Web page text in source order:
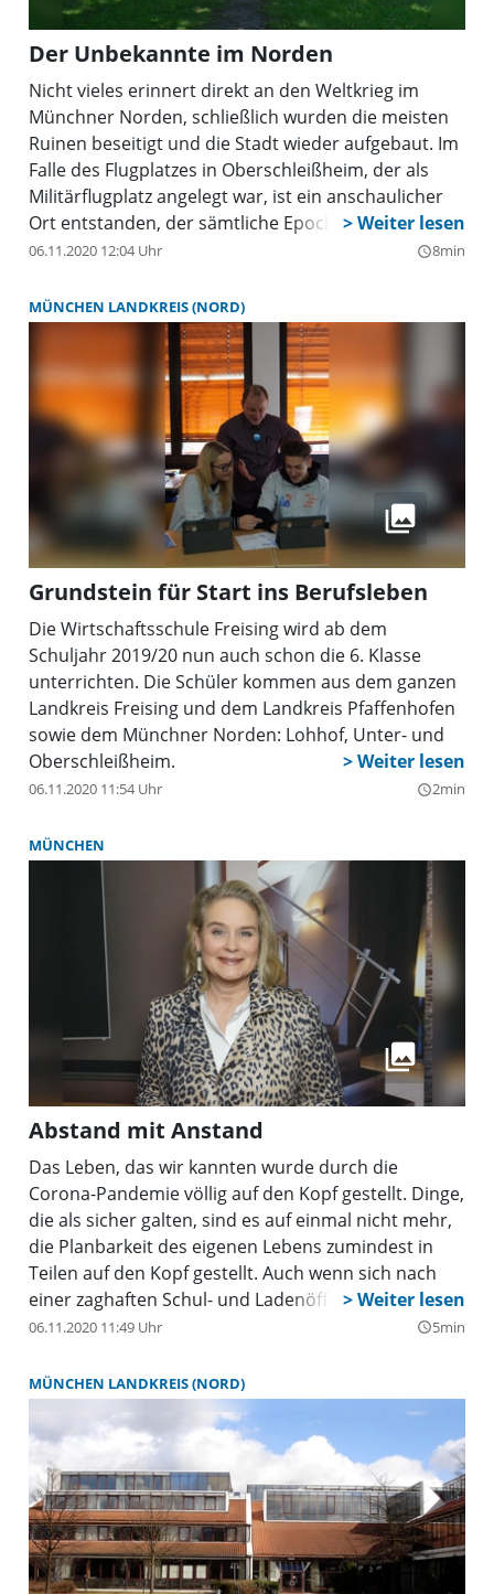
Der Unbekannte im Norden
Nicht vieles erinnert direkt an den Weltkrieg im
Münchner Norden, schließlich wurden die meisten
Ruinen beseitigt und die Stadt wieder aufgebaut. Im
Falle des Flugplatzes in Oberschleißheim, der als
Militärflugplatz angelegt war, ist ein anschaulicher
Ort entstanden, der sämtliche Epochen seiner
Daseinsgeschichte auf eine interessante Art und
erzählt. In der direkten Nachbarschaft muss man
sich die Geschichte erst zusammenlegen, ein
edukativer Gedenkradweg durch den Münchner
Norden soll den Anwohnern die fürchterliche Zeit
leichter zugänglich machen.
06.11.2020 12:04 Uhr query_builder8min
MÜNCHEN LANDKREIS (NORD)
Grundstein für Start ins Berufsleben
Die Wirtschaftsschule Freising wird ab dem
Schuljahr 2019/20 nun auch schon die 6. Klasse
unterrichten. Die Schüler kommen aus dem ganzen
Landkreis Freising und dem Landkreis Pfaffenhofen
sowie dem Münchner Norden: Lohhof, Unter- und
Oberschleißheim.
06.11.2020 11:54 Uhr query_builder2min
MÜNCHEN
Abstand mit Anstand
Das Leben, das wir kannten wurde durch die
Corona-Pandemie völlig auf den Kopf gestellt. Dinge,
die als sicher galten, sind es auf einmal nicht mehr,
die Planbarkeit des eigenen Lebens zumindest in
Teilen auf den Kopf gestellt. Auch wenn sich nach
einer zaghaften Schul- und Ladenöffnung am
vergangenen Montag langsam wieder etwas mehr
dramatisch verändert. Wer sich noch vor einem
halben Jahr damit gebrüstet hätte, den Keller voller
Toilettenpapier, Nudeln und Einmalhandschuhen zu
haben, wäre mehr als schräg von der Seite
betrachtet worden. Die Hamsterkäufe der ersten
Wochen haben aber gezeigt, welche Ängste in vielen
Menschen schlummern. Aber sie hat auch gezeigt,
wie viel Gutes in den Menschen steckt. Die
06.11.2020 11:49 Uhr query_builder5min
MÜNCHEN LANDKREIS (NORD)